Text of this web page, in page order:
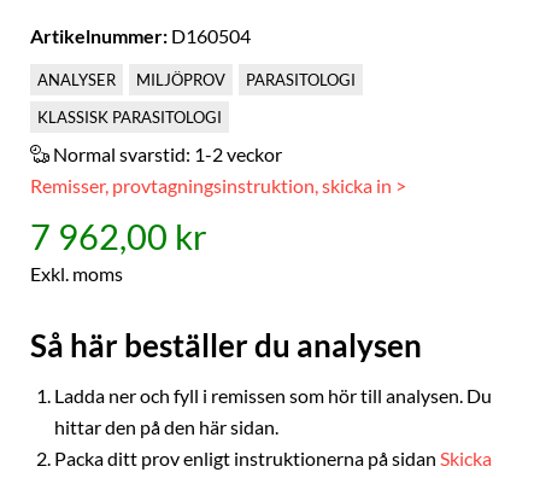
Artikelnummer: D160504
ANALYSER MILJÖPROV
PARASITOLOGI
KLASSISK PARASITOLOGI
Normal svarstid: 1-2 veckor
Remisser, provtagningsinstruktion, skicka in >
7 962,00 kr
Exkl. moms
Så här beställer du analysen
Ladda ner och fyll i remissen som hör till analysen. Du
hittar den på den här sidan.
Packa ditt prov enligt instruktionerna på sidan Skicka